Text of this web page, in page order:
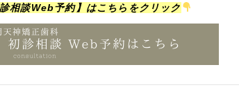
相談Web予約】はこちらをクリック